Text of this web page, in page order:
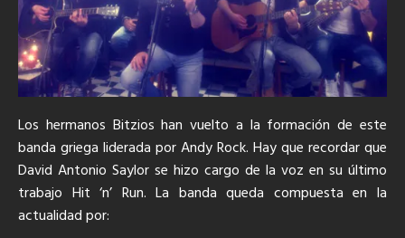
Los hermanos Bitzios han vuelto a la formación de este
banda griega liderada por Andy Rock. Hay que recordar que
David Antonio Saylor se hizo cargo de la voz en su último
trabajo Hit ‘n’ Run. La banda queda compuesta en la
actualidad por: